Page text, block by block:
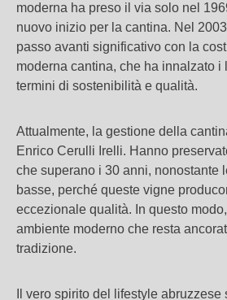
moderna ha preso il via solo nel
nuovo inizio per la cantina. Nel
passo avanti significativo con la
moderna cantina, che ha innalzato i
termini di sostenibilità e qualità.
Attualmente, la gestione della
Enrico Cerulli Irelli. Hanno
che superano i 30 anni, nonostante
basse, perché queste vigne
eccezionale qualità. In questo
ambiente moderno che resta
tradizione.
Il vero spirito del lifestyle